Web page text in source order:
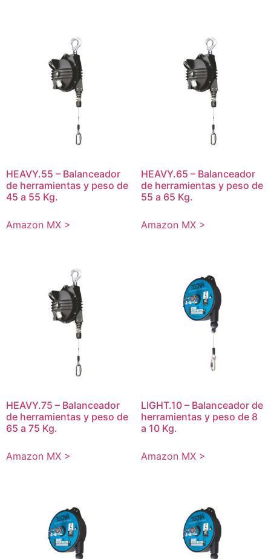
HEAVY.55 – Balanceador
de herramientas y peso de
45 a 55 Kg.
Amazon MX >
HEAVY.65 – Balanceador
de herramientas y peso de
55 a 65 Kg.
Amazon MX >
HEAVY.75 – Balanceador
de herramientas y peso de
65 a 75 Kg.
Amazon MX >
LIGHT.10 – Balanceador de
herramientas y peso de 8
a 10 Kg.
Amazon MX >